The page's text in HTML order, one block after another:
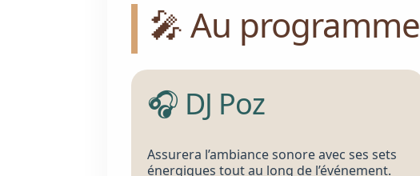
🎤 Au programme
🎧 DJ Poz
Assurera l’ambiance sonore avec ses sets
énergiques tout au long de l’événement.